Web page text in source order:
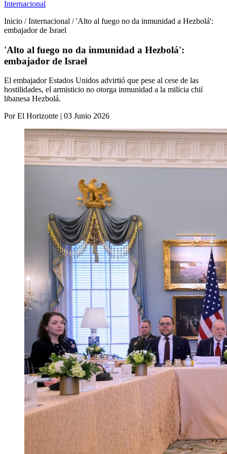
Internacional
Inicio / Internacional / 'Alto al fuego no da inmunidad a Hezbolá':
embajador de Israel
'Alto al fuego no da inmunidad a Hezbolá':
embajador de Israel
El embajador Estados Unidos advirtió que pese al cese de las
hostilidades, el armisticio no otorga inmunidad a la milicia chií
libanesa Hezbolá.
Por El Horizonte | 03 Junio 2026